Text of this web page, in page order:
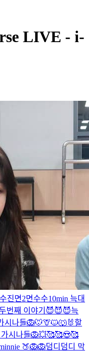
LIVE - i-
수진면2면수수10min 늑대
번째 이야기😈😈😈늑
시나들🦁🐭🦒🐱🐺🐰할
가시나들🦁💥🥰🥰😍🥰
🍑🦁🦁덤디덤디 막